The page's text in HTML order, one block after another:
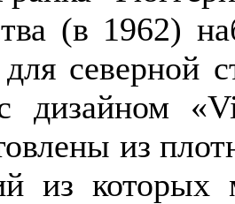
(в 1962)
для северной
дизайном
из
из которых